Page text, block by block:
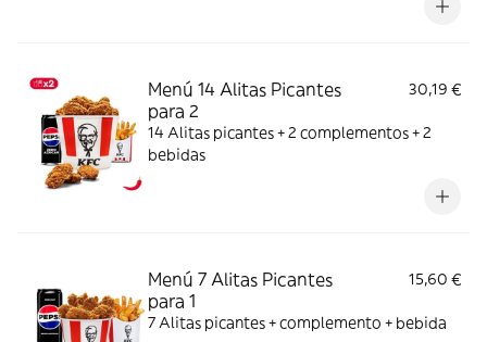
Menú 14 Alitas Picantes
para 2
30,19 €
14 Alitas picantes + 2 complementos + 2
bebidas
Menú 7 Alitas Picantes
para 1
15,60 €
7 Alitas picantes + complemento + bebida